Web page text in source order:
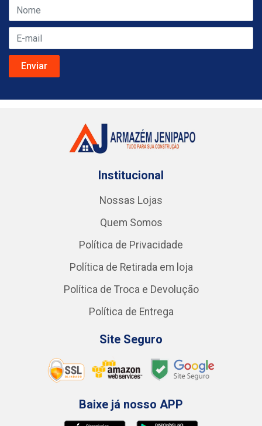
Institucional
Nossas Lojas
Quem Somos
Política de Privacidade
Política de Retirada em loja
Política de Troca e Devolução
Política de Entrega
Site Seguro
Baixe já nosso APP